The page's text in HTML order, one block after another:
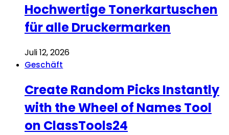
Hochwertige Tonerkartuschen
für alle Druckermarken
Juli 12, 2026
Geschäft
Create Random Picks Instantly
with the Wheel of Names Tool
on ClassTools24